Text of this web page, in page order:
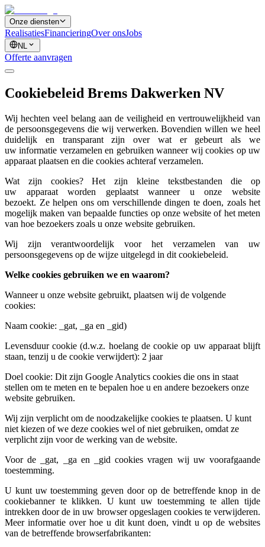
Onze diensten
RealisatiesFinancieringOver onsJobs
NL
Offerte aanvragen
Cookiebeleid Brems Dakwerken NV
Wij hechten veel belang aan de veiligheid en vertrouwelijkheid van
de persoonsgegevens die wij verwerken. Bovendien willen we heel
duidelijk en transparant zijn over wat er gebeurt als we
uw informatie verzamelen en gebruiken wanneer wij cookies op uw
apparaat plaatsen en die cookies achteraf verzamelen.
Wat zijn cookies? Het zijn kleine tekstbestanden die op
uw apparaat worden geplaatst wanneer u onze website
bezoekt. Ze helpen ons om verschillende dingen te doen, zoals het
mogelijk maken van bepaalde functies op onze website of het meten
van hoe bezoekers zoals u onze website gebruiken.
Wij zijn verantwoordelijk voor het verzamelen van uw
persoonsgegevens op de wijze uitgelegd in dit cookiebeleid.
Welke cookies gebruiken we en waarom?
Wanneer u onze website gebruikt, plaatsen wij de volgende
cookies:
Naam cookie: _gat, _ga en _gid)
Levensduur cookie (d.w.z. hoelang de cookie op uw apparaat blijft
staan, tenzij u de cookie verwijdert): 2 jaar
Doel cookie: Dit zijn Google Analytics cookies die ons in staat
stellen om te meten en te bepalen hoe u en andere bezoekers onze
website gebruiken.
Wij zijn verplicht om de noodzakelijke cookies te plaatsen. U kunt
niet kiezen of we deze cookies wel of niet gebruiken, omdat ze
verplicht zijn voor de werking van de website.
Voor de _gat, _ga en _gid cookies vragen wij uw voorafgaande
toestemming.
U kunt uw toestemming geven door op de betreffende knop in de
cookiebanner te klikken. U kunt uw toestemming te allen tijde
intrekken door de in uw browser opgeslagen cookies te verwijderen.
Meer informatie over hoe u dit kunt doen, vindt u op de websites
van de betreffende browserfabrikanten: